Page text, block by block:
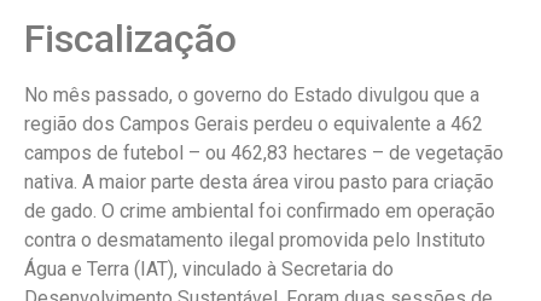
Fiscalização
No mês passado, o governo do Estado divulgou que a
região dos Campos Gerais perdeu o equivalente a 462
campos de futebol – ou 462,83 hectares – de vegetação
nativa. A maior parte desta área virou pasto para criação
de gado. O crime ambiental foi confirmado em operação
contra o desmatamento ilegal promovida pelo Instituto
Água e Terra (IAT), vinculado à Secretaria do